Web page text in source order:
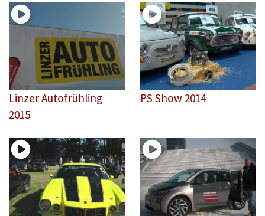
Linzer Autofrühling
2015
PS Show 2014